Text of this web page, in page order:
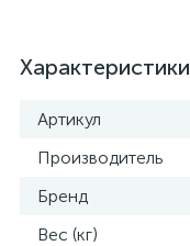
Характеристики
Артикул
Производитель
Бренд
Вес (кг)